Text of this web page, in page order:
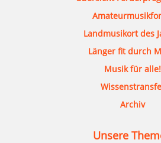
Landmusikort des
Länger fit durch
Musik für alle!
Archiv
Unsere